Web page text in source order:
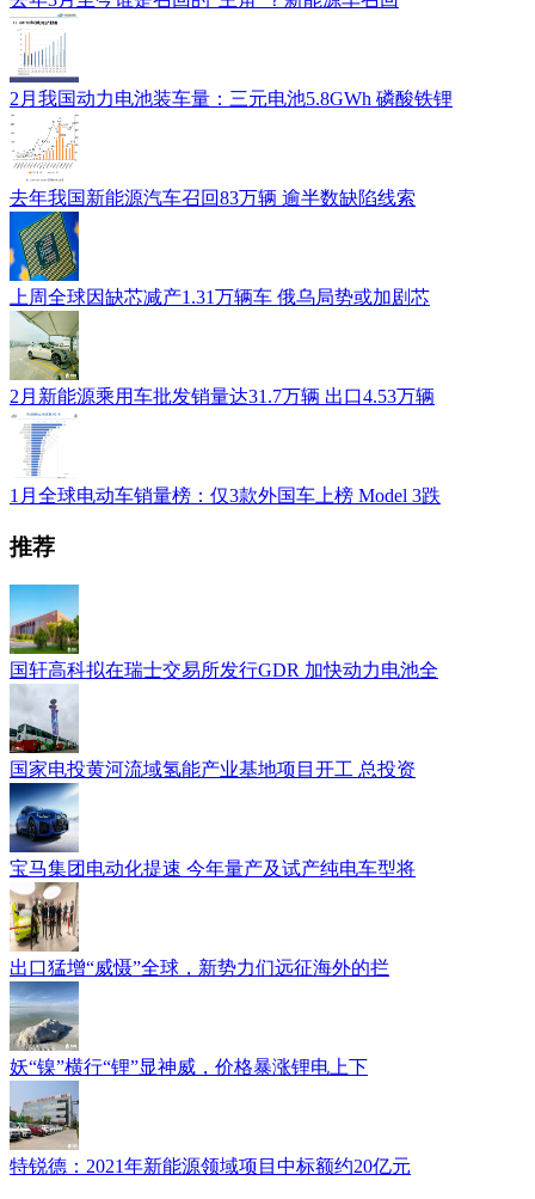
2月我国动力电池装车量：三元电池5.8GWh 磷酸铁锂
去年我国新能源汽车召回83万辆 逾半数缺陷线索
上周全球因缺芯减产1.31万辆车 俄乌局势或加剧芯
2月新能源乘用车批发销量达31.7万辆 出口4.53万辆
1月全球电动车销量榜：仅3款外国车上榜 Model 3跌
推荐
国轩高科拟在瑞士交易所发行GDR 加快动力电池全
国家电投黄河流域氢能产业基地项目开工 总投资
宝马集团电动化提速 今年量产及试产纯电车型将
出口猛增“威慑”全球，新势力们远征海外的拦
妖“镍”横行“锂”显神威，价格暴涨锂电上下
特锐德：2021年新能源领域项目中标额约20亿元